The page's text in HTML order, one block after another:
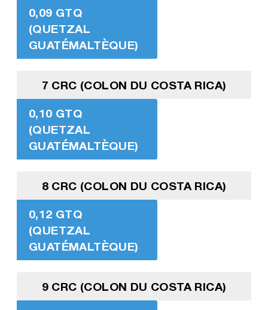
0,09 GTQ
(QUETZAL
GUATÉMALTÈQUE)
7 CRC (COLON DU COSTA RICA)
0,10 GTQ
(QUETZAL
GUATÉMALTÈQUE)
8 CRC (COLON DU COSTA RICA)
0,12 GTQ
(QUETZAL
GUATÉMALTÈQUE)
9 CRC (COLON DU COSTA RICA)